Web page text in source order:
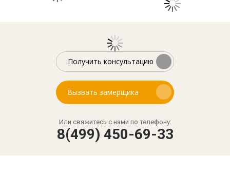
Получить консультацию
Вызвать замерщика
Или свяжитесь с нами по телефону:
8(499) 450-69-33